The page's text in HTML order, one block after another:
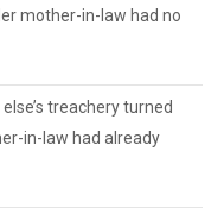
mother-in-law had no
treachery turned
in-law had already